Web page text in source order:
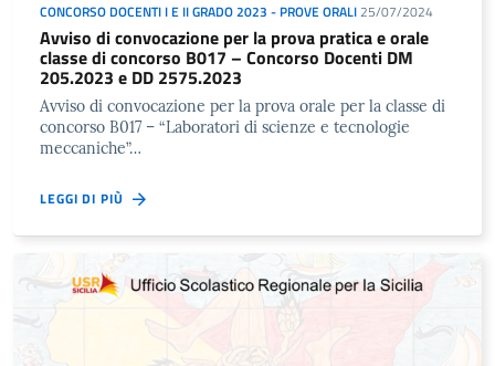
CONCORSO DOCENTI I E II GRADO 2023 - PROVE ORALI 25/07/2024
Avviso di convocazione per la prova pratica e orale
classe di concorso B017 – Concorso Docenti DM
205.2023 e DD 2575.2023
Avviso di convocazione per la prova orale per la classe di
concorso B017 – “Laboratori di scienze e tecnologie
meccaniche”…
LEGGI DI PIÙ